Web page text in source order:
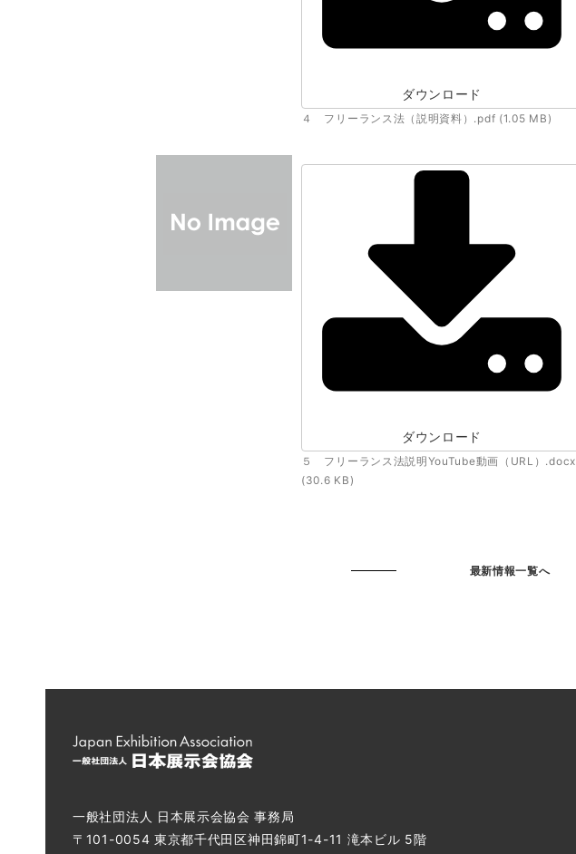
ダウンロード
４ フリーランス法（説明資料）.pdf (1.05 MB)
ダウンロード
５ フリーランス法説明YouTube動画（URL）.docx
(30.6 KB)
最新情報一覧へ
一般社団法人 日本展示会協会 事務局
〒101-0054 東京都千代田区神田錦町1-4-11 滝本ビル 5階